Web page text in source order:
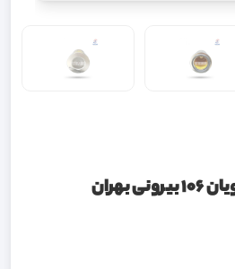
فیلتر هوا کامیونت کاویان 106 بیرونی بهران